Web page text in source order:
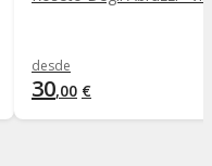
desde
30,00 €